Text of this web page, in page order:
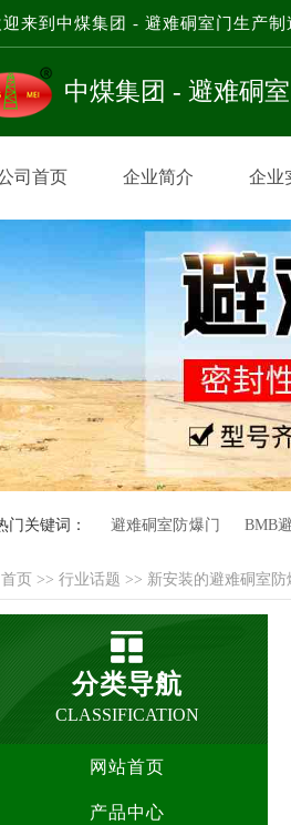
迎来到中煤集团 - 避难硐室门生产制
中煤集团 - 避难硐
司首页 企业简介 企业
门关键词： 避难硐室防爆门 BMB
首页 >>行业话题 >> 新安装的避难硐室
分类导航
CLASSIFICATION
网站首页
产品中心